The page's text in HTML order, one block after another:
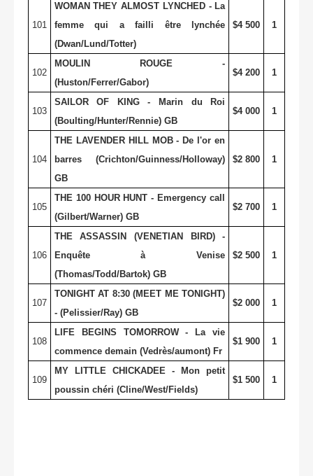
101
WOMAN THEY ALMOST LYNCHED - La
femme qui a failli être lynchée
(Dwan/Lund/Totter)
$4 500 1
102
MOULIN ROUGE -
(Huston/Ferrer/Gabor)
$4 200 1
103
SAILOR OF KING - Marin du Roi
(Boulting/Hunter/Rennie) GB
$4 000 1
104
THE LAVENDER HILL MOB - De l'or en
barres (Crichton/Guinness/Holloway)
GB
$2 800 1
105
THE 100 HOUR HUNT - Emergency call
(Gilbert/Warner) GB
$2 700 1
106
THE ASSASSIN (VENETIAN BIRD) -
Enquête à Venise
(Thomas/Todd/Bartok) GB
$2 500 1
107
TONIGHT AT 8:30 (MEET ME TONIGHT)
- (Pelissier/Ray) GB
$2 000 1
108
LIFE BEGINS TOMORROW - La vie
commence demain (Vedrès/aumont) Fr
$1 900 1
109
MY LITTLE CHICKADEE - Mon petit
poussin chéri (Cline/West/Fields)
$1 500 1